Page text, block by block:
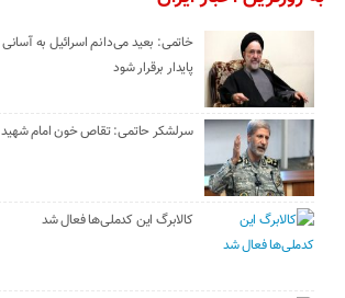
خاتمی: بعید می‌دانم اسرائیل به
پایدار برقرار شود
سرلشکر حاتمی: تقاص خون امام شهید
کالابرگ این کدملی‌ها فعال شد